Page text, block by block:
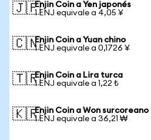
🇯🇵Enjin Coin a Yen japonés
1 ENJ equivale a 4,05 ¥
🇨🇳Enjin Coin a Yuan chino
1 ENJ equivale a 0,1726 ¥
🇹🇷Enjin Coin a Lira turca
1 ENJ equivale a 1,22 ₺
🇰🇷Enjin Coin a Won surcoreano
1 ENJ equivale a 36,21 ₩